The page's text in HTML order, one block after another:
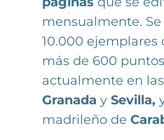
mensualmente.
10.000 ejemplares
más de 600
actualmente en
Granada y Sevilla,
madrileño de